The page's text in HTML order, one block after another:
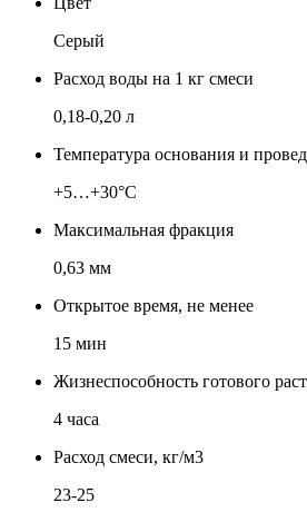
Серый
Расход воды на 1 кг смеси
0,18-0,20 л
Температура основания и
+5…+30°С
Максимальная фракция
0,63 мм
Открытое время, не менее
15 мин
Жизнеспособность готового
4 часа
Расход смеси, кг/м3
23-25